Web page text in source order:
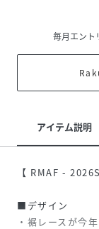
毎月エント
アイテム説明
【 RMAF -
■デザイン
・裾レースが今